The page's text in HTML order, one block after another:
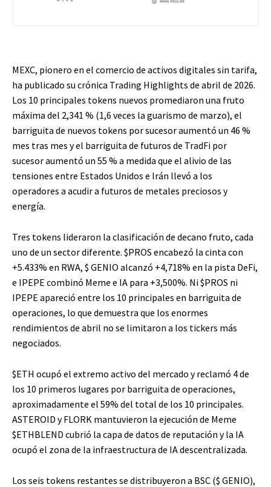
MEXC, pionero en el comercio de activos digitales sin tarifa,
ha publicado su crónica Trading Highlights de abril de 2026.
Los 10 principales tokens nuevos promediaron una fruto
máxima del 2,341 % (1,6 veces la guarismo de marzo), el
barriguita de nuevos tokens por sucesor aumentó un 46 %
mes tras mes y el barriguita de futuros de TradFi por
sucesor aumentó un 55 % a medida que el alivio de las
tensiones entre Estados Unidos e Irán llevó a los
operadores a acudir a futuros de metales preciosos y
energía.
Tres tokens lideraron la clasificación de decano fruto, cada
uno de un sector diferente. $PROS encabezó la cinta con
+5.433% en RWA, $ GENIO alcanzó +4,718% en la pista DeFi,
e IPEPE combinó Meme e IA para +3,500%. Ni$PROS ni
IPEPE apareció entre los 10 principales en barriguita de
operaciones, lo que demuestra que los enormes
rendimientos de abril no se limitaron a los tickers más
negociados.
$ETH ocupó el extremo activo del mercado y reclamó 4 de
los 10 primeros lugares por barriguita de operaciones,
aproximadamente el 59% del total de los 10 principales.
ASTEROID y FLORK mantuvieron la ejecución de Meme
$ETHBLEND cubrió la capa de datos de reputación y la IA
ocupó el zona de la infraestructura de IA descentralizada.
Los seis tokens restantes se distribuyeron a BSC ($ GENIO),